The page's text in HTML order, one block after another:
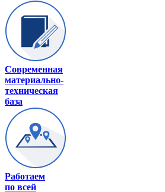
Современная
материально-
техническая
база
Работаем
по всей